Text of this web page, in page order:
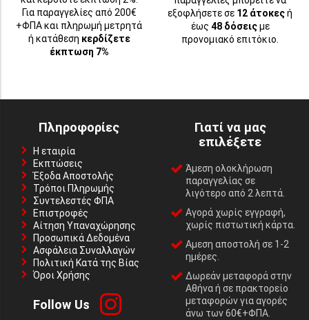
Για παραγγελίες από 200€
+ΦΠΑ και πληρωμή μετρητά
ή κατάθεση κερδίζετε
έκπτωση 7%
εξοφλήσετε σε 12 άτοκεςή
έως 48 δόσειςμε
προνομιακό επιτόκιο.
Πληροφορίες
Η εταιρία
Εκπτώσεις
Έξοδα Αποστολής
Τρόποι Πληρωμής
Συντελεστές ΦΠΑ
Επιστροφές
Αίτηση Υπαναχώρησης
Προσωπικά Δεδομένα
Ασφάλεια Συναλλαγών
Πολιτική Κατά της Βίας
Όροι Χρήσης
Follow Us
Γιατί να μας
επιλέξετε
Άμεση ολοκλήρωση
παραγγελίας σε
λιγότερο από 2 λεπτά.
Αγορά χωρίς εγγραφή,
χωρίς πιστωτική κάρτα.
Αμεση αποστολή σε 1-2
ημέρες.
Δωρεάν μεταφορά στην
Αθήνα ή σε πρακτορείο
μεταφορών για αγορές
άνω των 60€+ΦΠΑ.